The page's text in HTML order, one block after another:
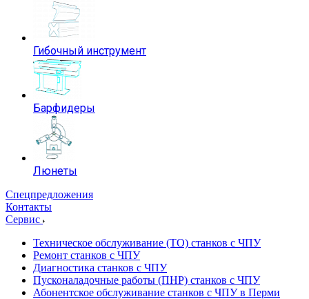
Гибочный инструмент
Барфидеры
Люнеты
Спецпредложения
Контакты
Сервис
Техническое обслуживание (ТО) станков с ЧПУ
Ремонт станков с ЧПУ
Диагностика станков с ЧПУ
Пусконаладочные работы (ПНР) станков с ЧПУ
Абонентское обслуживание станков с ЧПУ в Перми